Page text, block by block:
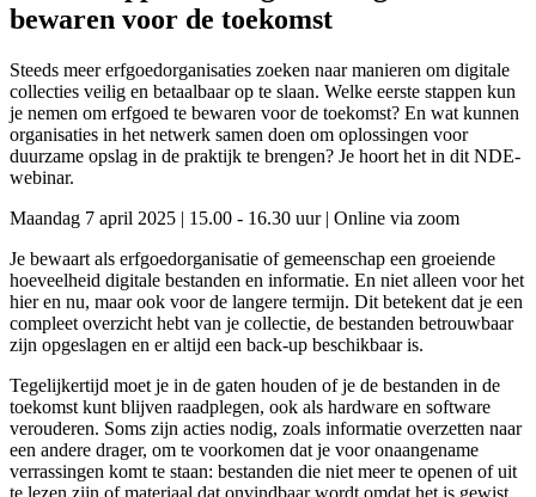
bewaren voor de toekomst
Steeds meer erfgoedorganisaties zoeken naar manieren om digitale
collecties veilig en betaalbaar op te slaan. Welke eerste stappen kun
je nemen om erfgoed te bewaren voor de toekomst? En wat kunnen
organisaties in het netwerk samen doen om oplossingen voor
duurzame opslag in de praktijk te brengen? Je hoort het in dit NDE-
webinar.
Maandag 7 april 2025 | 15.00 - 16.30 uur | Online via zoom
Je bewaart als erfgoedorganisatie of gemeenschap een groeiende
hoeveelheid digitale bestanden en informatie. En niet alleen voor het
hier en nu, maar ook voor de langere termijn. Dit betekent dat je een
compleet overzicht hebt van je collectie, de bestanden betrouwbaar
zijn opgeslagen en er altijd een back-up beschikbaar is.
Tegelijkertijd moet je in de gaten houden of je de bestanden in de
toekomst kunt blijven raadplegen, ook als hardware en software
verouderen. Soms zijn acties nodig, zoals informatie overzetten naar
een andere drager, om te voorkomen dat je voor onaangename
verrassingen komt te staan: bestanden die niet meer te openen of uit
te lezen zijn of materiaal dat onvindbaar wordt omdat het is gewist.